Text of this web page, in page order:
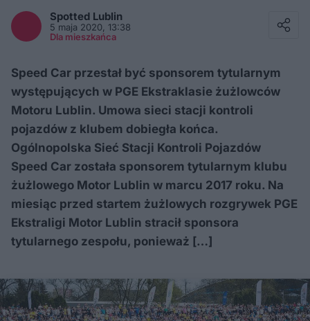
Spotted Lublin
5 maja 2020, 13:38
Dla mieszkańca
Speed Car przestał być sponsorem tytularnym
występujących w PGE Ekstraklasie żużlowców
Motoru Lublin. Umowa sieci stacji kontroli
pojazdów z klubem dobiegła końca.
Ogólnopolska Sieć Stacji Kontroli Pojazdów
Speed Car została sponsorem tytularnym klubu
żużlowego Motor Lublin w marcu 2017 roku. Na
miesiąc przed startem żużlowych rozgrywek PGE
Ekstraligi Motor Lublin stracił sponsora
tytularnego zespołu, ponieważ […]